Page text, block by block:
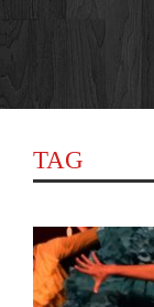
TAG